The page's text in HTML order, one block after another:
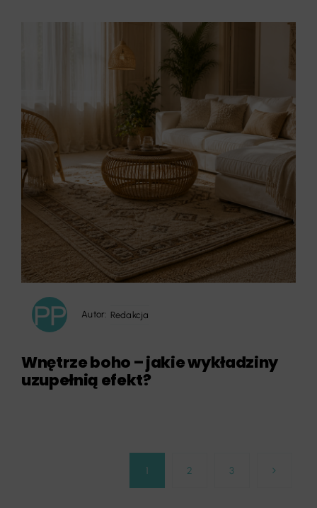
Autor: Redakcja
Wnętrze boho – jakie wykładziny
uzupełnią efekt?
1 2 3